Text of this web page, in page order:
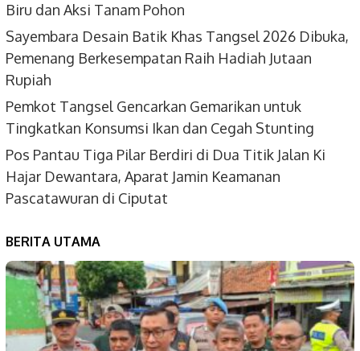
Biru dan Aksi Tanam Pohon
Sayembara Desain Batik Khas Tangsel 2026 Dibuka,
Pemenang Berkesempatan Raih Hadiah Jutaan
Rupiah
Pemkot Tangsel Gencarkan Gemarikan untuk
Tingkatkan Konsumsi Ikan dan Cegah Stunting
Pos Pantau Tiga Pilar Berdiri di Dua Titik Jalan Ki
Hajar Dewantara, Aparat Jamin Keamanan
Pascatawuran di Ciputat
BERITA UTAMA